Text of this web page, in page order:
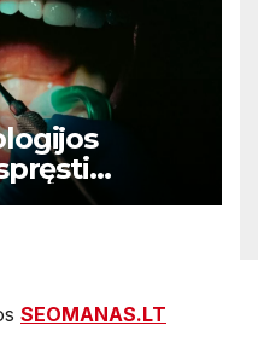
kol jos
SEOMANAS.LT